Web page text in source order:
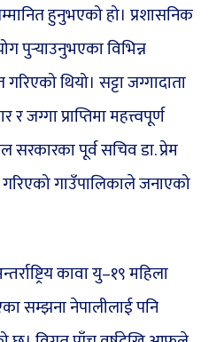
हुनुभएको हो। प्रशासनिक
पुर्‍याउनुभएका विभिन्न
थियो। सट्टा जग्गादाता
जग्गा प्राप्तिमा महत्त्वपूर्ण
पूर्व सचिव डा. प्रेम
गाउँपालिकाले जनाएको
कावा यु–१९ महिला
सम्झना नेपालीलाई पनि